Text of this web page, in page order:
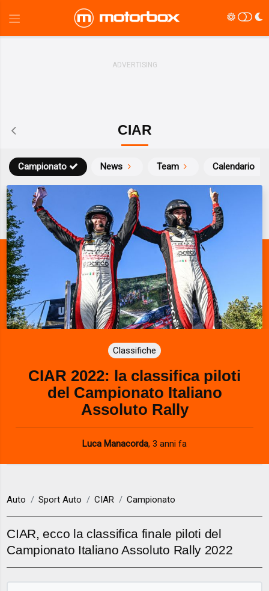
CIAR
News
Campionato Team Calendario
Classifiche
CIAR 2022: la classifica piloti
del Campionato Italiano
Assoluto Rally
Luca Manacorda, 3 anni fa
Auto Sport Auto CIAR Campionato
CIAR, ecco la classifica finale piloti del
Campionato Italiano Assoluto Rally 2022